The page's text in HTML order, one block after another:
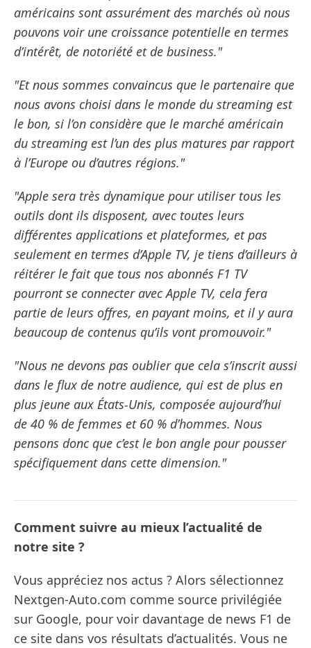
américains sont assurément des marchés où nous
pouvons voir une croissance potentielle en termes
d’intérêt, de notoriété et de business."
"Et nous sommes convaincus que le partenaire que
nous avons choisi dans le monde du streaming est
le bon, si l’on considère que le marché américain
du streaming est l’un des plus matures par rapport
à l’Europe ou d’autres régions."
"Apple sera très dynamique pour utiliser tous les
outils dont ils disposent, avec toutes leurs
différentes applications et plateformes, et pas
seulement en termes d’Apple TV, je tiens d’ailleurs à
réitérer le fait que tous nos abonnés F1 TV
pourront se connecter avec Apple TV, cela fera
partie de leurs offres, en payant moins, et il y aura
beaucoup de contenus qu’ils vont promouvoir."
"Nous ne devons pas oublier que cela s’inscrit aussi
dans le flux de notre audience, qui est de plus en
plus jeune aux États-Unis, composée aujourd’hui
de 40 % de femmes et 60 % d’hommes. Nous
pensons donc que c’est le bon angle pour pousser
spécifiquement dans cette dimension."
Comment suivre au mieux l’actualité de
notre site ?
Vous appréciez nos actus ? Alors sélectionnez
Nextgen-Auto.com comme source privilégiée
sur Google, pour voir davantage de news F1 de
ce site dans vos résultats d’actualités. Vous ne